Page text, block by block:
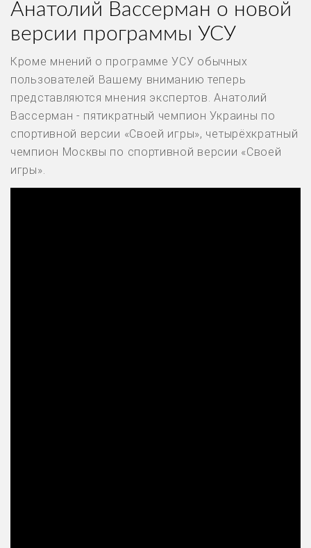
Анатолий Вассерман о новой
версии программы УСУ
Кроме мнений о программе УСУ обычных
пользователей Вашему вниманию теперь
представляются мнения экспертов. Анатолий
Вассерман - пятикратный чемпион Украины по
спортивной версии «Своей игры», четырёхкратный
чемпион Москвы по спортивной версии «Своей
игры».